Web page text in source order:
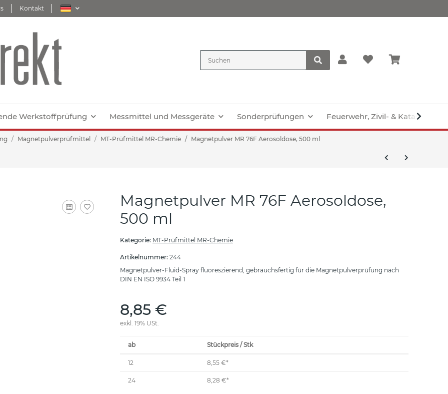
Kontakt
Werkstoffprüfung Messmittel und Messgeräte Sonderprüfungen Feuerwehr, Zivil- &
Magnetpulverprüfmittel MT-Prüfmittel MR-Chemie Magnetpulver MR 76F Aerosoldose, 500 ml
Magnetpulver MR 76F Aerosoldose,
500 ml
Kategorie: MT-Prüfmittel MR-Chemie
Artikelnummer: 244
Magnetpulver-Fluid-Spray fluoreszierend, gebrauchsfertig für die Magnetpulverprüfung nach
DIN EN ISO 9934 Teil 1
8,85 €
exkl. 19% USt.
ab Stückpreis / Stk
12 8,55 €*
24 8,28 €*